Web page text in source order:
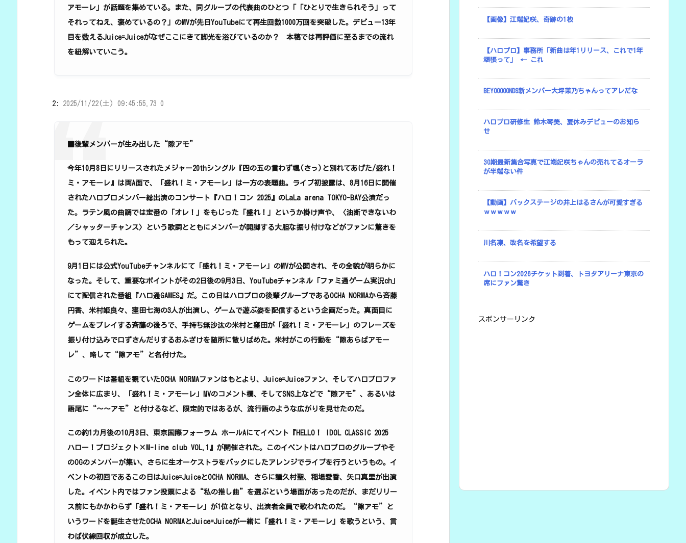
アモーレ」が話題を集めている。また、同グループの代表曲のひとつ「「ひとりで生きられそう」って
それってねえ、褒めているの？」のMVが先日YouTubeにて再生回数1000万回を突破した。デビュー13年
目を数えるJuice=Juiceがなぜここにきて脚光を浴びているのか？ 本稿では再評価に至るまでの流れ
を紐解いていこう。
2: 2025/11/22(土) 09:45:55.73 0
■後輩メンバーが生み出した“隙アモ”
今年10月8日にリリースされたメジャー20thシングル『四の五の言わず颯(さっ)と別れてあげた/盛れ！
ミ・アモーレ』は両A面で、「盛れ！ミ・アモーレ」は一方の表題曲。ライブ初披露は、8月16日に開催
されたハロプロメンバー総出演のコンサート『ハロ！コン 2025』のLaLa arena TOKYO-BAY公演だっ
た。ラテン風の曲調では定番の「オレ！」をもじった「盛れ！」というか掛け声や、〈油断できないわ
／シャッターチャンス〉という歌詞とともにメンバーが開脚する大胆な振り付けなどがファンに驚きを
もって迎えられた。
9月1日には公式YouTubeチャンネルにて「盛れ！ミ・アモーレ」のMVが公開され、その全貌が明らかに
なった。そして、重要なポイントがその2日後の9月3日、YouTubeチャンネル「ファミ通ゲーム実況ch」
にて配信された番組『ハロ通GAMES』だ。この日はハロプロの後輩グループであるOCHA NORMAから斉藤
円香、米村姫良々、窪田七海の3人が出演し、ゲームで遊ぶ姿を配信するという企画だった。真面目に
ゲームをプレイする斉藤の後ろで、手持ち無沙汰の米村と窪田が「盛れ！ミ・アモーレ」のフレーズを
振り付け込みで口ずさんだりするおふざけを随所に散りばめた。米村がこの行動を“隙あらばアモー
レ”、略して“隙アモ”と名付けた。
このワードは番組を観ていたOCHA NORMAファンはもとより、Juice=Juiceファン、そしてハロプロファ
ン全体に広まり、「盛れ！ミ・アモーレ」MVのコメント欄、そしてSNS上などで“隙アモ”、あるいは
語尾に“～～アモ”と付けるなど、限定的ではあるが、流行語のような広がりを見せたのだ。
この約1カ月後の10月3日、東京国際フォーラム ホールAにてイベント『HELLO！ IDOL CLASSIC 2025
ハロー！プロジェクト×M-line club VOL.1』が開催された。このイベントはハロプロのグループやそ
のOGのメンバーが集い、さらに生オーケストラをバックにしたアレンジでライブを行うというもの。イ
ベントの初回であるこの日はJuice=JuiceとOCHA NORMA、さらに譜久村聖、稲場愛香、矢口真里が出演
した。イベント内ではファン投票による“私の推し曲”を選ぶという場面があったのだが、まだリリー
ス前にもかかわらず「盛れ！ミ・アモーレ」が1位となり、出演者全員で歌われたのだ。“隙アモ”と
いうワードを誕生させたOCHA NORMAとJuice=Juiceが一緒に「盛れ！ミ・アモーレ」を歌うという、言
わば伏線回収が成立した。
【画像】江端妃咲、奇跡の1枚
【ハロプロ】事務所「新曲は年1リリース、これで1年
頑張って」 ← これ
BEYOOOOONDS新メンバー大坪茉乃ちゃんってアレだな
ハロプロ研修生 鈴木琴美、夏休みデビューのお知ら
せ
30期最新集合写真で江端妃咲ちゃんの売れてるオーラ
が半端ない件
【動画】バックステージの井上はるさんが可愛すぎる
ｗｗｗｗｗ
川名凜、改名を希望する
ハロ！コン2026チケット到着、トヨタアリーナ東京の
席にファン驚き
スポンサーリンク